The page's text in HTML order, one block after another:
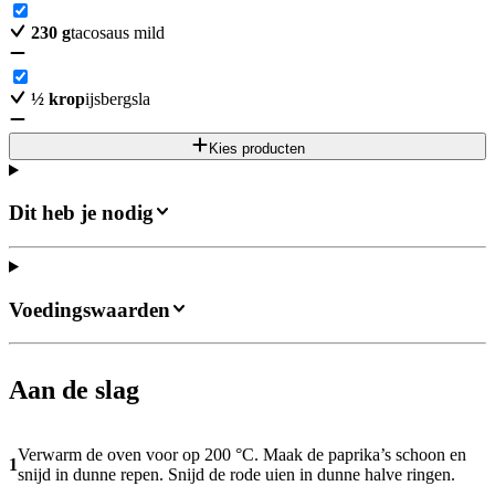
230 gtacosaus mild
½ kropijsbergsla
Kies producten
Dit heb je nodig
Aan de slag
1
Verwarm de oven voor op 200 °C. Maak de paprika’s schoon en
snijd in dunne repen. Snijd de rode uien in dunne halve ringen.
Voedingswaarden